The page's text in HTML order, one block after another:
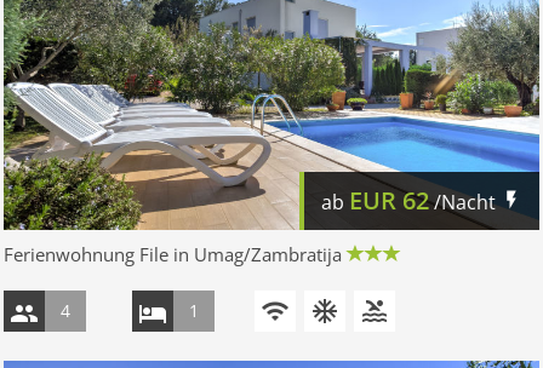
ab EUR62/Nacht
Ferienwohnung File in Umag/Zambratija
4 1